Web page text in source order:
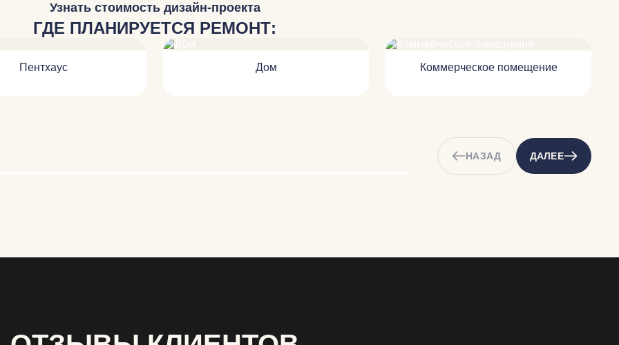
Узнать стоимость дизайн-проекта
ГДЕ ПЛАНИРУЕТСЯ РЕМОНТ:
Пентхаус Дом Коммерческое помещение
НАЗАД ДАЛЕЕ